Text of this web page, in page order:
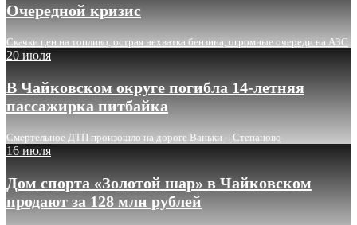
Очередной кризис
Скачки цен на топливо, острая нехватка бензина, огромные очереди на АЗС
20 июля
В Чайковском округе погибла 14-летняя
пассажирка питбайка
Смертельное ДТП произошло на дороге Ваньки – Степаново
16 июля
Дом спорта «Золотой шар» в Чайковском
продают за 128 млн рублей